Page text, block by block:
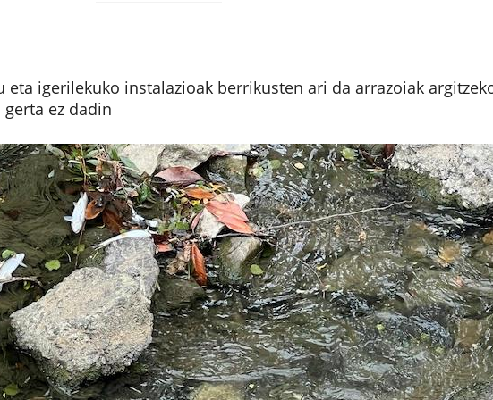
igerilekuko instalazioak berrikusten ari da arrazoiak
ez dadin